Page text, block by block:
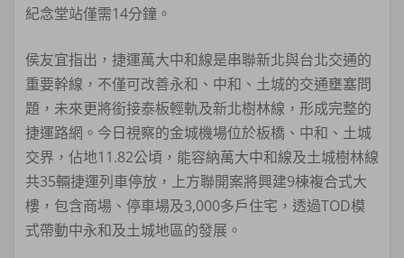
紀念堂站僅需14分鐘。
侯友宜指出，捷運萬大中和線是串聯新北與台北交通的
重要幹線，不僅可改善永和、中和、土城的交通壅塞問
題，未來更將銜接泰板輕軌及新北樹林線，形成完整的
捷運路網。今日視察的金城機場位於板橋、中和、土城
交界，佔地11.82公頃，能容納萬大中和線及土城樹林線
共35輛捷運列車停放，上方聯開案將興建9棟複合式大
樓，包含商場、停車場及3,000多戶住宅，透過TOD模
式帶動中永和及土城地區的發展。